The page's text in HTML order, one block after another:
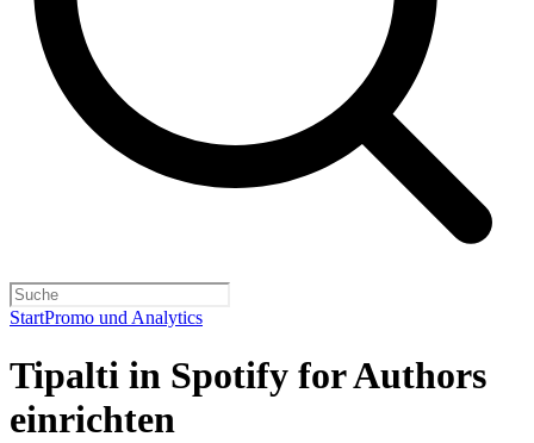
StartPromo und Analytics
Tipalti in Spotify for Authors
einrichten